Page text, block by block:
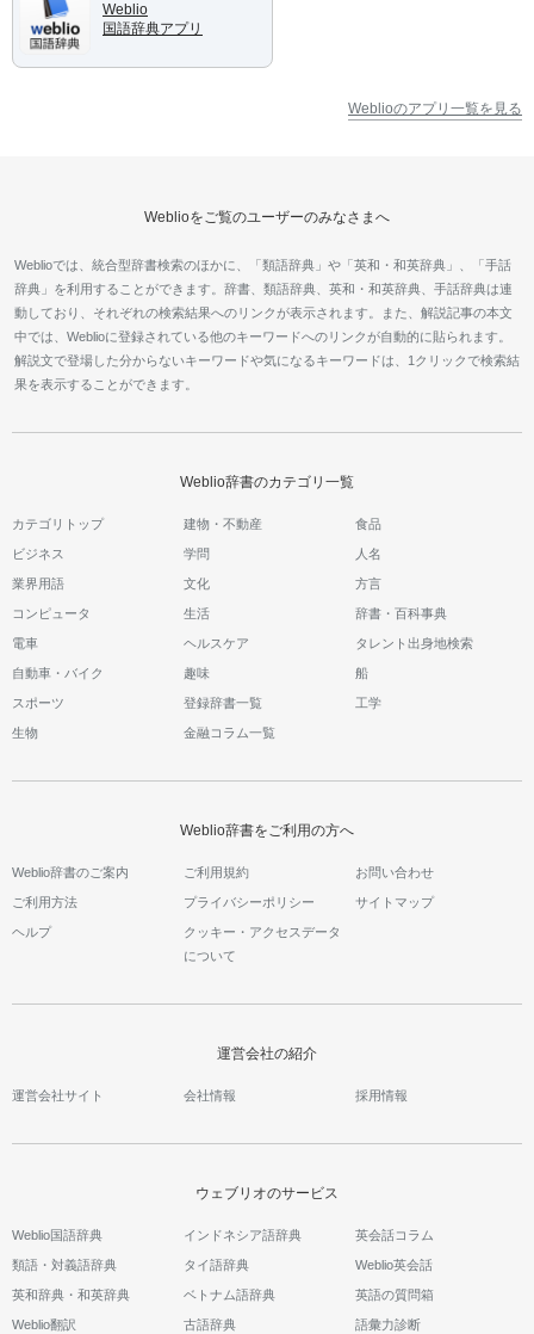
Weblio
国語辞典アプリ
Weblioのアプリ一覧を見る
Weblioをご覧のユーザーのみなさまへ
Weblioでは、統合型辞書検索のほかに、「類語辞典」や「英和・和英辞典」、「手話
辞典」を利用することができます。辞書、類語辞典、英和・和英辞典、手話辞典は連
動しており、それぞれの検索結果へのリンクが表示されます。また、解説記事の本文
中では、Weblioに登録されている他のキーワードへのリンクが自動的に貼られます。
解説文で登場した分からないキーワードや気になるキーワードは、1クリックで検索結
果を表示することができます。
Weblio辞書のカテゴリ一覧
カテゴリトップ 建物・不動産 食品
ビジネス 学問 人名
業界用語 文化 方言
コンピュータ 生活 辞書・百科事典
電車 ヘルスケア タレント出身地検索
自動車・バイク 趣味 船
スポーツ 登録辞書一覧 工学
生物 金融コラム一覧
Weblio辞書をご利用の方へ
Weblio辞書のご案内 ご利用規約 お問い合わせ
ご利用方法 プライバシーポリシー サイトマップ
ヘルプ
クッキー・アクセスデータ
について
運営会社の紹介
運営会社サイト 会社情報 採用情報
ウェブリオのサービス
Weblio国語辞典
類語・対義語辞典
英和辞典・和英辞典
Weblio翻訳
インドネシア語辞典
タイ語辞典
ベトナム語辞典
古語辞典
英会話コラム
Weblio英会話
英語の質問箱
語彙力診断